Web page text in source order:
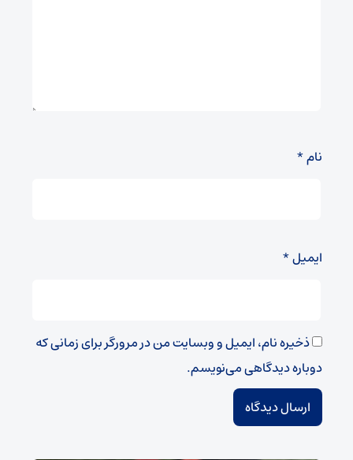
نام*
ایمیل*
ذخیره نام، ایمیل و وبسایت من در مرورگر برای زمانی که
دوباره دیدگاهی می‌نویسم.